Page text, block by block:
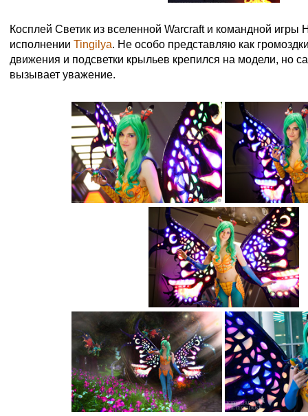
Косплей Cветик из вселенной Warcraft и командной игры
исполнении Tingilya. Не особо представляю как
движения и подсветки крыльев крепился на модели, но
вызывает уважение.